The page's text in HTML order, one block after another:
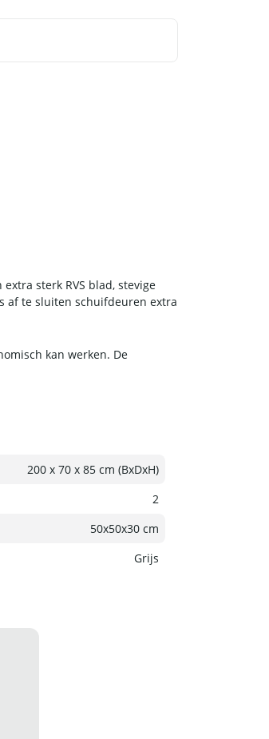
sterk RVS blad, stevige
af te sluiten schuifdeuren extra
kan werken. De
200 x 70 x 85 cm (BxDxH)
2
50x50x30 cm
Grijs